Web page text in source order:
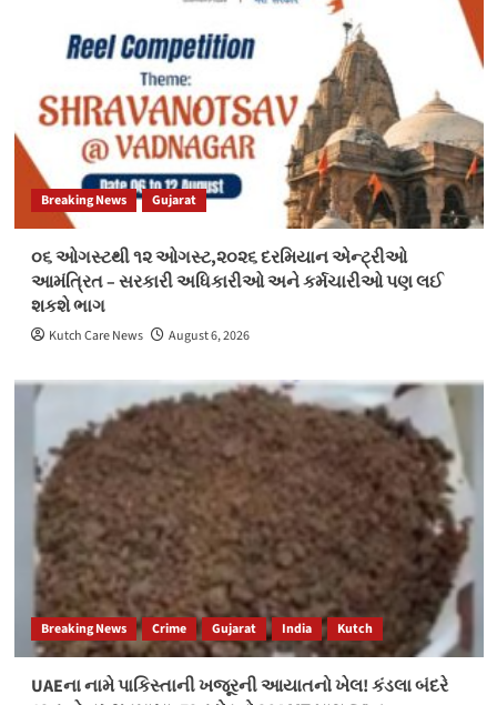
Breaking News Gujarat
૦૬ ઓગસ્ટથી ૧૨ ઓગસ્ટ,૨૦૨૬ દરમિયાન એન્ટ્રીઓ
આમંત્રિત – સરકારી અધિકારીઓ અને કર્મચારીઓ પણ લઈ
શકશે ભાગ
Kutch Care News August 6, 2026
Breaking News Crime Gujarat India Kutch
UAEના નામે પાકિસ્તાની ખજૂરની આયાતનો ખેલ! કંડલા બંદરે